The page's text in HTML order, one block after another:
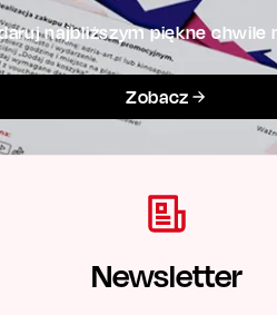
najbliższym piękne
Zobacz
Newsletter